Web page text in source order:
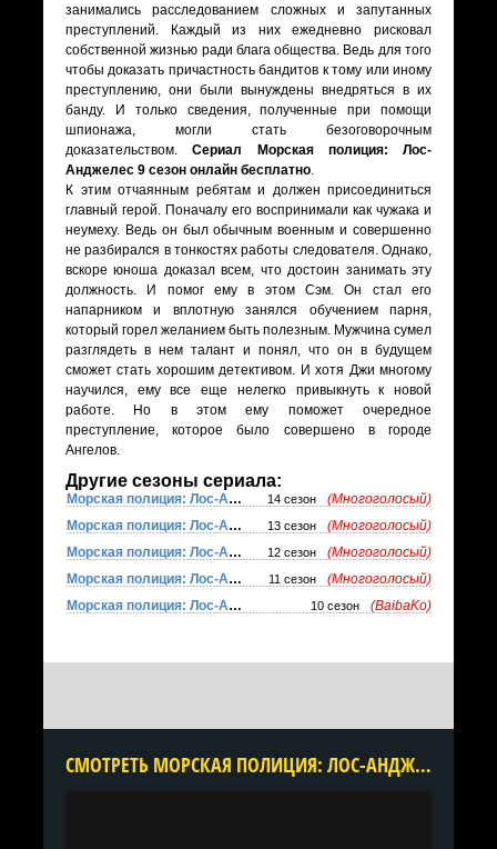
занимались расследованием сложных и запутанных
преступлений. Каждый из них ежедневно рисковал
собственной жизнью ради блага общества. Ведь для того
чтобы доказать причастность бандитов к тому или иному
преступлению, они были вынуждены внедряться в их
банду. И только сведения, полученные при помощи
шпионажа, могли стать безоговорочным
доказательством.Сериал Морская полиция: Лос-
Анджелес 9 сезон онлайн бесплатно.
К этим отчаянным ребятам и должен присоединиться
главный герой. Поначалу его воспринимали как чужака и
неумеху. Ведь он был обычным военным и совершенно
не разбирался в тонкостях работы следователя. Однако,
вскоре юноша доказал всем, что достоин занимать эту
должность. И помог ему в этом Сэм. Он стал его
напарником и вплотную занялся обучением парня,
который горел желанием быть полезным. Мужчина сумел
разглядеть в нем талант и понял, что он в будущем
сможет стать хорошим детективом. И хотя Джи многому
научился, ему все еще нелегко привыкнуть к новой
работе. Но в этом ему поможет очередное
преступление, которое было совершено в городе
Ангелов.
Другие сезоны сериала:
Морская полиция: Лос-Анджелес 14 сезон
(Многоголосый)
Морская полиция: Лос-Анджелес
13 сезон
(Многоголосый)
Морская полиция: Лос-Анджелес
12 сезон
(Многоголосый)
Морская полиция: Лос-Анджелес
11 сезон
(Многоголосый)
Морская полиция: Лос-Анджелес
10 сезон (BaibaKo)
CМОТРЕТЬ МОРСКАЯ ПОЛИЦИЯ: ЛОС-АНДЖЕЛЕС 1-9 СЕЗОН ОНЛАЙН В ХОРОШЕМ КАЧЕСТВЕ ВСЕ СЕРИИ ПОДРЯД БЕСПЛАТНО